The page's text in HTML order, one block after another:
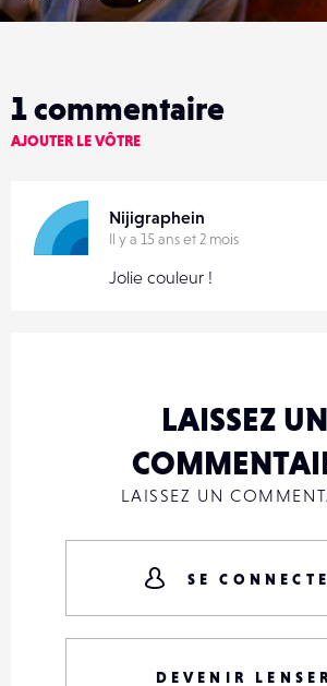
1commentaire
AJOUTER LE VÔTRE
Nijigraphein
Il y a 15 ans et 2 mois
Jolie couleur !
LAISSEZ UN
LAISSEZ UN
SE
DEVENIR LENSER